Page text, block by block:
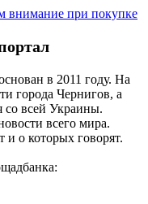
внимание при покупке
в 2011 году. На
города Чернигов, а
со всей Украины.
всего мира.
о которых говорят.